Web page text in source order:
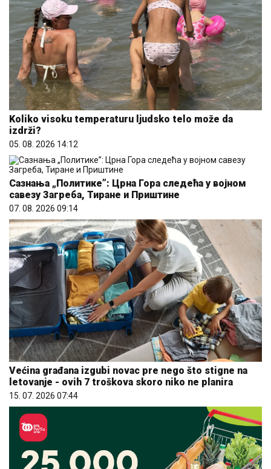
Koliko visoku temperaturu ljudsko telo može da
izdrži?
05. 08. 2026 14:12
Сазнања „Политике”: Црна Гора следећа у војном
савезу Загреба, Тиране и Приштине
07. 08. 2026 09:14
Većina građana izgubi novac pre nego što stigne na
letovanje - ovih 7 troškova skoro niko ne planira
15. 07. 2026 07:44